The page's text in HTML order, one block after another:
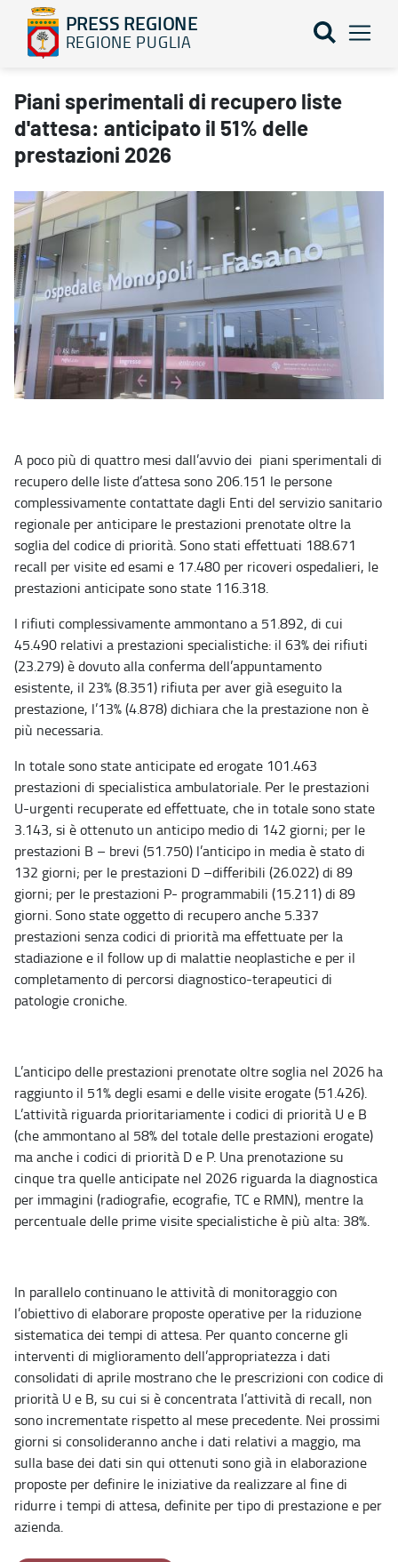
PRESS REGIONE
REGIONE PUGLIA
Piani sperimentali di recupero liste d'attesa: anticipato il 51%
Piani sperimentali di recupero liste
d'attesa: anticipato il 51% delle
prestazioni 2026
A poco più di quattro mesi dall’avvio dei piani sperimentali di
recupero delle liste d’attesa sono 206.151 le persone
complessivamente contattate dagli Enti del servizio sanitario
regionale per anticipare le prestazioni prenotate oltre la
soglia del codice di priorità. Sono stati effettuati 188.671
recall per visite ed esami e 17.480 per ricoveri ospedalieri, le
prestazioni anticipate sono state 116.318.
I rifiuti complessivamente ammontano a 51.892, di cui
45.490 relativi a prestazioni specialistiche: il 63% dei rifiuti
(23.279) è dovuto alla conferma dell’appuntamento
esistente, il 23% (8.351) rifiuta per aver già eseguito la
prestazione, l’13% (4.878) dichiara che la prestazione non è
più necessaria.
In totale sono state anticipate ed erogate 101.463
prestazioni di specialistica ambulatoriale. Per le prestazioni
U-urgenti recuperate ed effettuate, che in totale sono state
3.143, si è ottenuto un anticipo medio di 142 giorni; per le
prestazioni B – brevi (51.750) l’anticipo in media è stato di
132 giorni; per le prestazioni D –differibili (26.022) di 89
giorni; per le prestazioni P- programmabili (15.211) di 89
giorni. Sono state oggetto di recupero anche 5.337
prestazioni senza codici di priorità ma effettuate per la
stadiazione e il follow up di malattie neoplastiche e per il
completamento di percorsi diagnostico-terapeutici di
patologie croniche.
L’anticipo delle prestazioni prenotate oltre soglia nel 2026 ha
raggiunto il 51% degli esami e delle visite erogate (51.426).
L’attività riguarda prioritariamente i codici di priorità U e B
(che ammontano al 58% del totale delle prestazioni erogate)
ma anche i codici di priorità D e P. Una prenotazione su
cinque tra quelle anticipate nel 2026 riguarda la diagnostica
per immagini (radiografie, ecografie, TC e RMN), mentre la
percentuale delle prime visite specialistiche è più alta: 38%.
In parallelo continuano le attività di monitoraggio con
l’obiettivo di elaborare proposte operative per la riduzione
sistematica dei tempi di attesa. Per quanto concerne gli
interventi di miglioramento dell’appropriatezza i dati
consolidati di aprile mostrano che le prescrizioni con codice di
priorità U e B, su cui si è concentrata l’attività di recall, non
sono incrementate rispetto al mese precedente. Nei prossimi
giorni si consolideranno anche i dati relativi a maggio, ma
sulla base dei dati sin qui ottenuti sono già in elaborazione
proposte per definire le iniziative da realizzare al fine di
ridurre i tempi di attesa, definite per tipo di prestazione e per
azienda.